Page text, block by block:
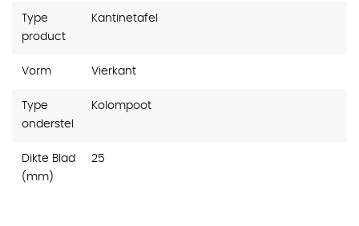
Type
product
Kantinetafel
Vorm Vierkant
Type
onderstel
Kolompoot
Dikte Blad
(mm)
25